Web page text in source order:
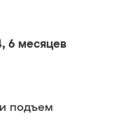
6 месяцев
подъем